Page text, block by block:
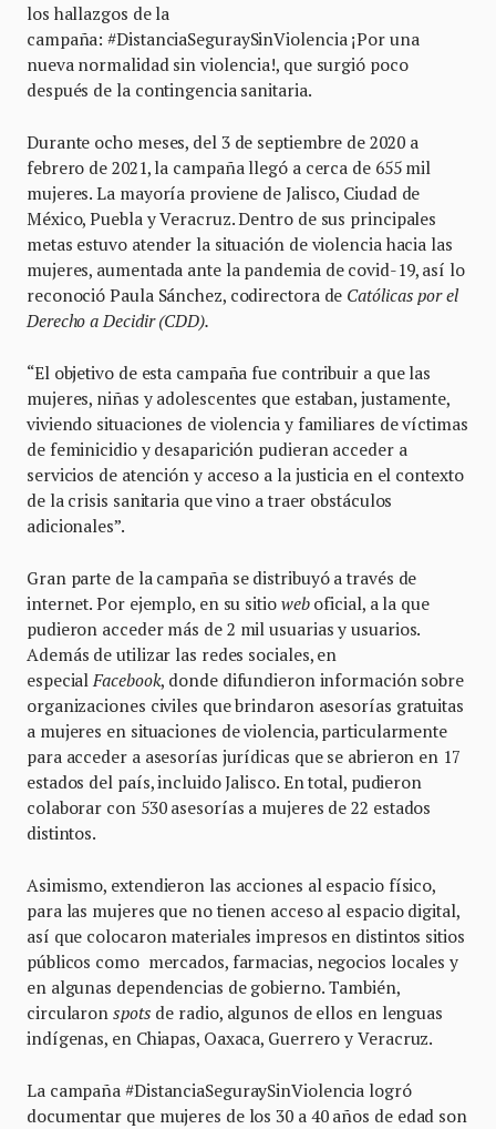
los hallazgos de la
campaña: #DistanciaSeguraySinViolencia ¡Por una
nueva normalidad sin violencia!, que surgió poco
después de la contingencia sanitaria.
Durante ocho meses, del 3 de septiembre de 2020 a
febrero de 2021, la campaña llegó a cerca de 655 mil
mujeres. La mayoría proviene de Jalisco, Ciudad de
México, Puebla y Veracruz. Dentro de sus principales
metas estuvo atender la situación de violencia hacia las
mujeres, aumentada ante la pandemia de covid-19, así lo
reconoció Paula Sánchez, codirectora de Católicas por el
Derecho a Decidir (CDD).
“El objetivo de esta campaña fue contribuir a que las
mujeres, niñas y adolescentes que estaban, justamente,
viviendo situaciones de violencia y familiares de víctimas
de feminicidio y desaparición pudieran acceder a
servicios de atención y acceso a la justicia en el contexto
de la crisis sanitaria que vino a traer obstáculos
adicionales”.
Gran parte de la campaña se distribuyó a través de
internet. Por ejemplo, en su sitio web oficial, a la que
pudieron acceder más de 2 mil usuarias y usuarios.
Además de utilizar las redes sociales, en
especialFacebook, donde difundieron información sobre
organizaciones civiles que brindaron asesorías gratuitas
a mujeres en situaciones de violencia, particularmente
para acceder a asesorías jurídicas que se abrieron en 17
estados del país, incluido Jalisco. En total, pudieron
colaborar con 530 asesorías a mujeres de 22 estados
distintos.
Asimismo, extendieron las acciones al espacio físico,
para las mujeres que no tienen acceso al espacio digital,
así que colocaron materiales impresos en distintos sitios
públicos como mercados, farmacias, negocios locales y
en algunas dependencias de gobierno. También,
circularon spots de radio, algunos de ellos en lenguas
indígenas, en Chiapas, Oaxaca, Guerrero y Veracruz.
La campaña #DistanciaSeguraySinViolencia logró
documentar que mujeres de los 30 a 40 años de edad son